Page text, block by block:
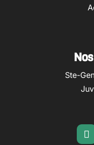
Ste-